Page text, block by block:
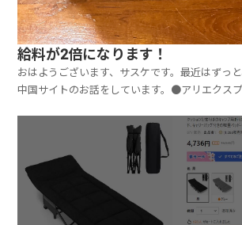
給料が2倍になります！
おはようございます、サスケです。最近はずっ
中国サイトのお話をしています。●アリエクス
の方がアツいです！そこで最近私が購入したも
を紹介したいと思います。これなんですけど。い